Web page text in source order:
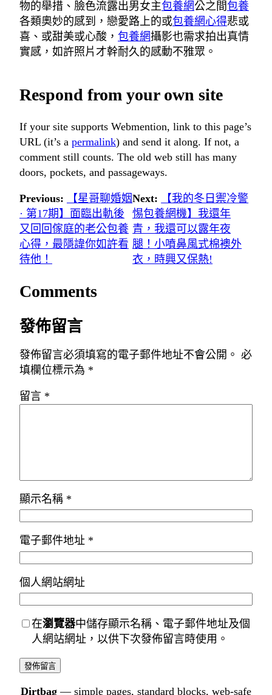
物的舉措、臉色流露出男女主包養網公之間包養
各類奧妙的感到，戀愛路上的或包養網心得悲或
喜、或甜美或心酸， 包養網攝影也需求拍出真情
實感，如許照片才幹耐久的感動不雅眾。
Respond from your own site
If your site supports Webmention, link to this page’s
URL (it’s a permalink) and send it along. If not, a
comment still counts. The old web still has many
doors, pockets, and passageways.
Previous:
【星哥聊婚姻
· 第17期】面臨出軌後
又回回傢庭的老公包養
心得，最隱諱你如許看
待他！
Next:
【我的冬日禦冷警
惕包養網機】我還年
青，我還可以露年夜
腿！小噴鼻風式棉襖外
衣，時興又保熱!
Comments
發佈留言
發佈留言必須填寫的電子郵件地址不會公開。 必
填欄位標示為 *
留言 *
顯示名稱 *
電子郵件地址 *
個人網站網址
在瀏覽器中儲存顯示名稱、電子郵件地址及個
人網站網址，以供下次發佈留言時使用。
Dirtbag — simple pages, standard blocks, web-safe